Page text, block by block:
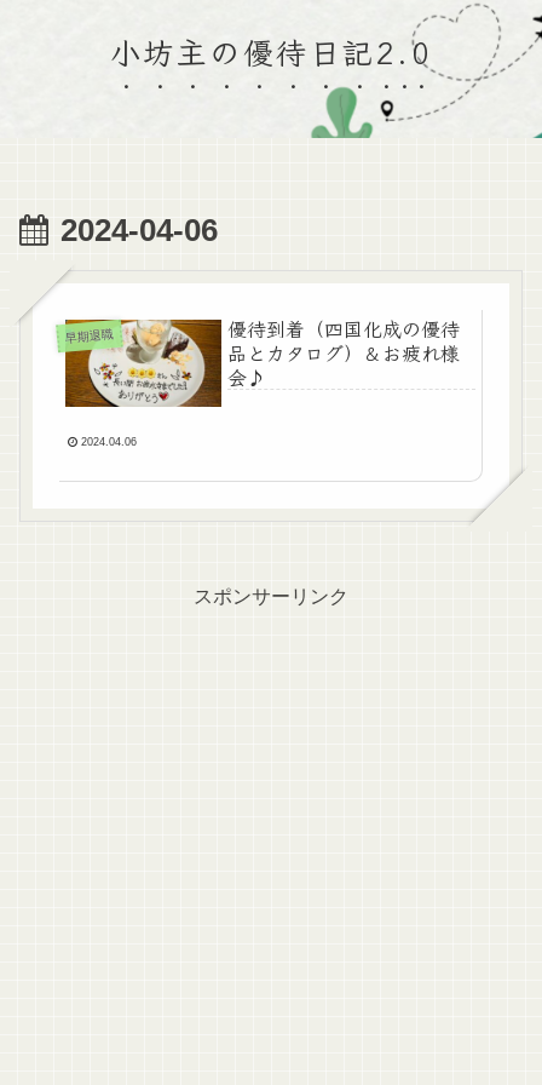
小坊主の優待日記2.0
2024-04-06
早期退職
優待到着（四国化成の優待
品とカタログ）＆お疲れ様
会♪
2024.04.06
スポンサーリンク